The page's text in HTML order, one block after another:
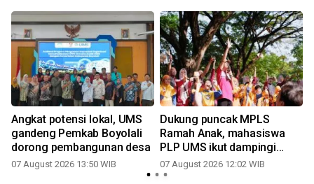
Angkat potensi lokal, UMS
gandeng Pemkab Boyolali
dorong pembangunan desa
07 August 2026 13:50 WIB
Dukung puncak MPLS
Ramah Anak, mahasiswa
PLP UMS ikut dampingi
keceriaan siswa di Taman
Balekambang
07 August 2026 12:02 WIB